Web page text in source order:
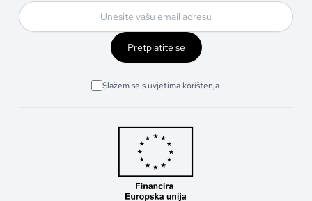
Pretplatite se
Slažem se s uvjetima korištenja.